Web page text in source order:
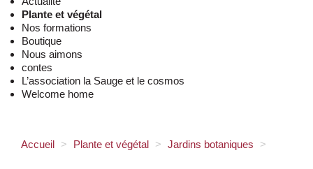
Plante et végétal
Nos formations
Boutique
Nous aimons
contes
L’association la Sauge et le cosmos
Welcome home
Accueil > Plante et végétal > Jardins botaniques >